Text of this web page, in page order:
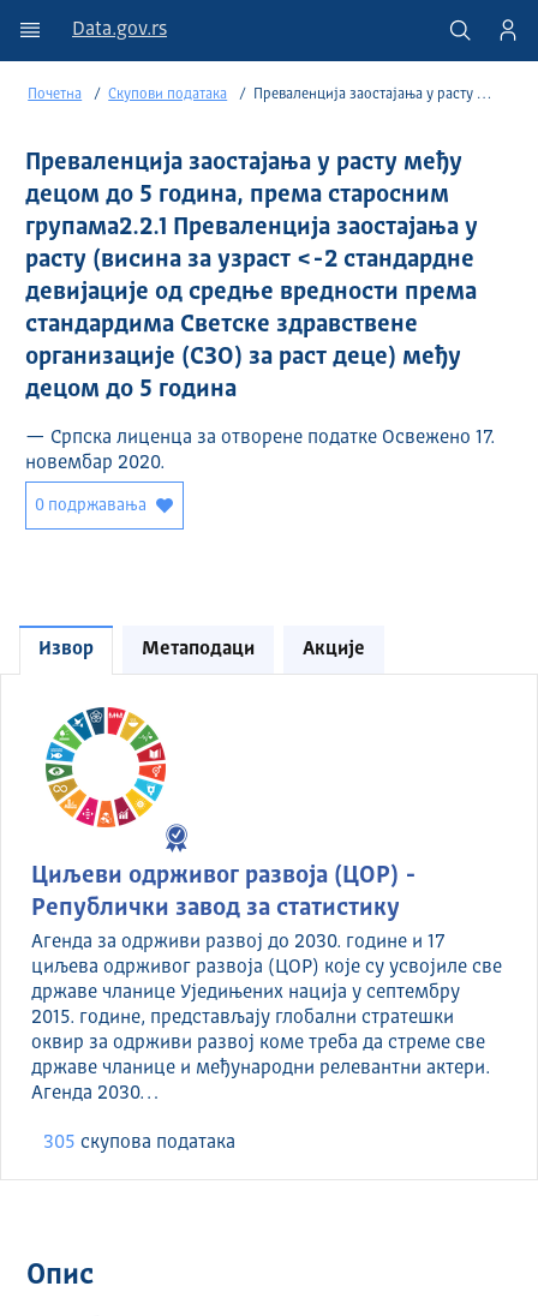
Data.gov.rs
Почетна Скупови података Преваленција заостајања у расту међу децом до 5 година, према старосним групама2.2.1 Преваленција заостајања у расту (висина...
Преваленција заостајања у расту међу
децом до 5 година, према старосним
групама2.2.1 Преваленција заостајања у
расту (висина за узраст <-2 стандардне
девијације од средње вредности према
стандардима Светске здравствене
организације (СЗО) за раст деце) међу
децом до 5 година
— Српска лиценца за отворене податке Освежено 17.
новембар 2020.
0 подржавања
Извор Метаподаци Акције
Циљеви одрживог развоја (ЦОР) -
Републички завод за статистику
Агенда за одрживи развој до 2030. године и 17
циљева одрживог развоја (ЦОР) које су усвојиле све
државе чланице Уједињених нација у септембру
2015. године, представљају глобални стратешки
оквир за одрживи развој коме треба да стреме све
државе чланице и међународни релевантни актери.
Агенда 2030…
305 скуповa података
Опис